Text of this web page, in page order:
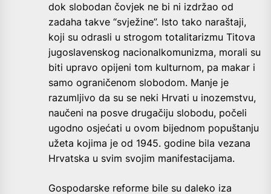
dok slobodan čovjek ne bi ni izdržao od
zadaha takve “svježine”. Isto tako naraštaji,
koji su odrasli u strogom totalitarizmu Titova
jugoslavenskog nacionalkomunizma, morali su
biti upravo opijeni tom kulturnom, pa makar i
samo ograničenom slobodom. Manje je
razumljivo da su se neki Hrvati u inozemstvu,
naučeni na posve drugačiju slobodu, počeli
ugodno osjećati u ovom bijednom popuštanju
užeta kojima je od 1945. godine bila vezana
Hrvatska u svim svojim manifestacijama.
Gospodarske reforme bile su daleko iza